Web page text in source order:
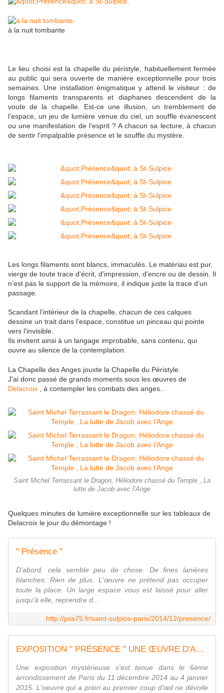
à la nuit tombante
Le lieu choisi est la chapelle du péristyle, habituellement fermée
au public qui sera ouverte de manière exceptionnelle pour trois
semaines. Une installation énigmatique y attend le visiteur : de
longs filaments transparents et diaphanes descendent de la
voute de la chapelle. Est-ce une illusion, un tremblement de
l’espace, un jeu de lumière venue du ciel, un souffle évanescent
ou une manifestation de l’esprit ? A chacun sa lecture, à chacun
de sentir l'impalpable présence et le souffle du mystère.
Les longs filaments sont blancs, immaculés. Le matériau est pur,
vierge de toute trace d'écrit, d'impression, d'encre ou de dessin. Il
n’est pas le support de la mémoire, il indique juste la trace d’un
passage.
Scandant l’intérieur de la chapelle, chacun de ces calques
dessine un trait dans l’espace, constitue un pinceau qui pointe
vers l’invisible.
Ils invitent ainsi à un langage improbable, sans contenu, qui
ouvre au silence de la contemplation.
La Chapelle des Anges jouxte la Chapelle du Péristyle.
J'ai donc passé de grands moments sous les œuvres de
Delacroix
, à contempler les combats des anges...
Saint Michel Terrassant le Dragon, Héliodore chassé du Temple , La
lutte de Jacob avec l’Ange
Quelques minutes de lumière exceptionnelle sur les tableaux de
Delacroix le jour du démontage !
" Présence "
D'abord, cela semble peu de chose. De fines lanières
blanches. Rien de plus. L'œuvre ne prétend pas occuper
toute la place. Un large espace vous est laissé pour aller
jusqu'à elle, reprendre d...
http://pss75.fr/saint-sulpice-paris/2014/12/presence/
EXPOSITION " PRÉSENCE " UNE ŒUVRE D'ANNE POIVILLIERS
Une exposition mystérieuse s'est tenue dans le 6ème
arrondissement de Paris du 11 décembre 2014 au 4 janvier
2015. L'oeuvre qui a priori au premier coup d'œil ne dévoile